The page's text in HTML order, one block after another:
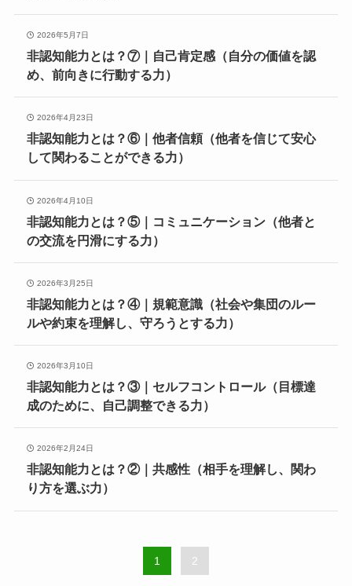
2026年5月7日
非認知能力とは？⑦｜自己肯定感（自分の価値を認
め、前向きに行動する力）
2026年4月23日
非認知能力とは？⑥｜他者信頼（他者を信じて安心
して関わることができる力）
2026年4月10日
非認知能力とは？⑤｜コミュニケーション（他者と
の交流を円滑にする力）
2026年3月25日
非認知能力とは？④｜規範意識（社会や集団のルー
ルや約束を理解し、守ろうとする力）
2026年3月10日
非認知能力とは？③｜セルフコントロール（目標達
成のために、自己調整できる力）
2026年2月24日
非認知能力とは？②｜共感性（相手を理解し、関わ
り方を選ぶ力）
1 2